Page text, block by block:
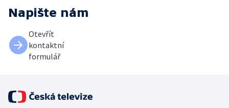
Napište nám
Otevřít
kontaktní
formulář